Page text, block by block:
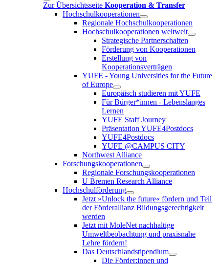
Zur Übersichtsseite Kooperation & Transfer
Hochschulkooperationen
Regionale Hochschulkooperationen
Hochschulkooperationen weltweit
Strategische Partnerschaften
Förderung von Kooperationen
Erstellung von
Kooperationsverträgen
YUFE - Young Universities for the Future
of Europe
Europäisch studieren mit YUFE
Für Bürger*innen - Lebenslanges
Lernen
YUFE Staff Journey
Präsentation YUFE4Postdocs
YUFE4Postdocs
YUFE @CAMPUS CITY
Northwest Alliance
Forschungskooperationen
Regionale Forschungskooperationen
U Bremen Research Alliance
Hochschulförderung
Jetzt »Unlock the future« fördern und Teil
der Förderallianz Bildungsgerechtigkeit
werden
Jetzt mit MoleNet nachhaltige
Umweltbeobachtung und praxisnahe
Lehre fördern!
Das Deutschlandstipendium
Die Förder:innen und